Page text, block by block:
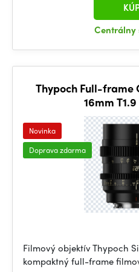
Centrálny
Thypoch Full-frame
16mm
Novinka
Doprava zdarma
Filmový objektív Thypoch
kompaktný full-frame